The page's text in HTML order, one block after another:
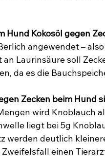
Hund Kokosöl gegen
angewendet –
an Laurinsäure soll
da es die
Zecken beim Hund
wird Knoblauch
liegt bei 5g
werden deutlich
einen